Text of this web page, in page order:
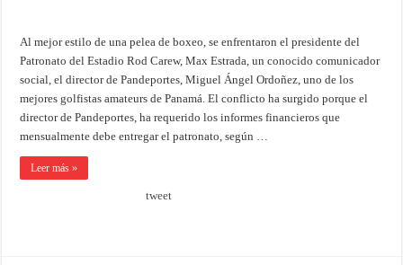
Al mejor estilo de una pelea de boxeo, se enfrentaron el presidente del
Patronato del Estadio Rod Carew, Max Estrada, un conocido comunicador
social, el director de Pandeportes, Miguel Ángel Ordoñez, uno de los
mejores golfistas amateurs de Panamá. El conflicto ha surgido porque el
director de Pandeportes, ha requerido los informes financieros que
mensualmente debe entregar el patronato, según …
Leer más »
tweet